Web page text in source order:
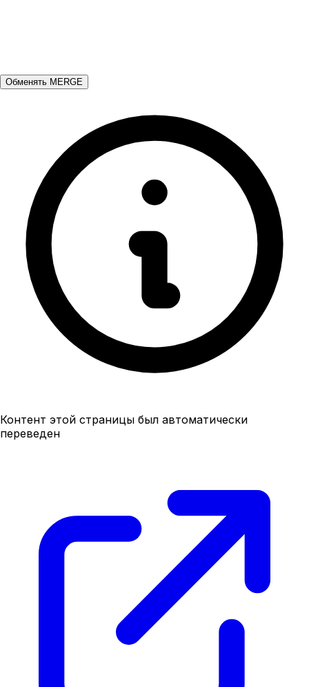
Обменять MERGE
Контент этой страницы был автоматически
переведен